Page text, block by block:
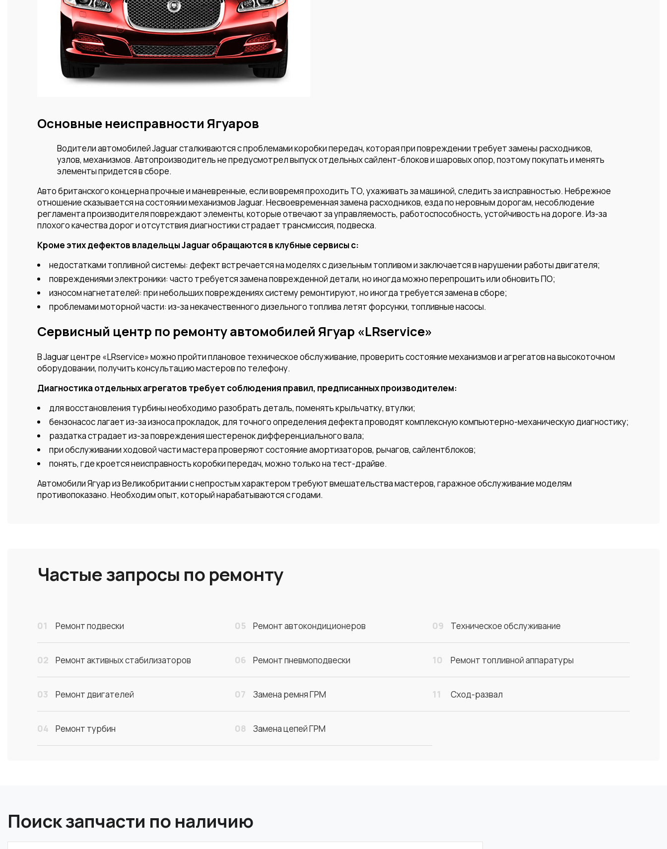
Основные неисправности Ягуаров
Водители автомобилей Jaguar сталкиваются с проблемами коробки передач, которая при повреждении требует замены расходников,
узлов, механизмов. Автопроизводитель не предусмотрел выпуск отдельных сайлент-блоков и шаровых опор, поэтому покупать и менять
элементы придется в сборе.
Авто британского концерна прочные и маневренные, если вовремя проходить ТО, ухаживать за машиной, следить за исправностью. Небрежное
отношение сказывается на состоянии механизмов Jaguar. Несвоевременная замена расходников, езда по неровным дорогам, несоблюдение
регламента производителя повреждают элементы, которые отвечают за управляемость, работоспособность, устойчивость на дороге. Из-за
плохого качества дорог и отсутствия диагностики страдает трансмиссия, подвеска.
Кроме этих дефектов владельцы Jaguar обращаются в клубные сервисы с:
недостатками топливной системы: дефект встречается на моделях с дизельным топливом и заключается в нарушении работы двигателя;
повреждениями электроники: часто требуется замена поврежденной детали, но иногда можно перепрошить или обновить ПО;
износом нагнетателей: при небольших повреждениях систему ремонтируют, но иногда требуется замена в сборе;
проблемами моторной части: из-за некачественного дизельного топлива летят форсунки, топливные насосы.
Сервисный центр по ремонту автомобилей Ягуар «LRservice»
В Jaguar центре «LRservice» можно пройти плановое техническое обслуживание, проверить состояние механизмов и агрегатов на высокоточном
оборудовании, получить консультацию мастеров по телефону.
Диагностика отдельных агрегатов требует соблюдения правил, предписанных производителем:
для восстановления турбины необходимо разобрать деталь, поменять крыльчатку, втулки;
бензонасос лагает из-за износа прокладок, для точного определения дефекта проводят комплексную компьютерно-механическую диагностику;
раздатка страдает из-за повреждения шестеренок дифференциального вала;
при обслуживании ходовой части мастера проверяют состояние амортизаторов, рычагов, сайлентблоков;
понять, где кроется неисправность коробки передач, можно только на тест-драйве.
Автомобили Ягуар из Великобритании с непростым характером требуют вмешательства мастеров, гаражное обслуживание моделям
противопоказано. Необходим опыт, который нарабатываются с годами.
Частые запросы по ремонту
01 Ремонт подвески
02 Ремонт активных стабилизаторов
03 Ремонт двигателей
04 Ремонт турбин
05 Ремонт автокондиционеров
06 Ремонт пневмоподвески
07 Замена ремня ГРМ
08 Замена цепей ГРМ
09 Техническое обслуживание
10 Ремонт топливной аппаратуры
11 Сход-развал
Поиск запчасти по наличию